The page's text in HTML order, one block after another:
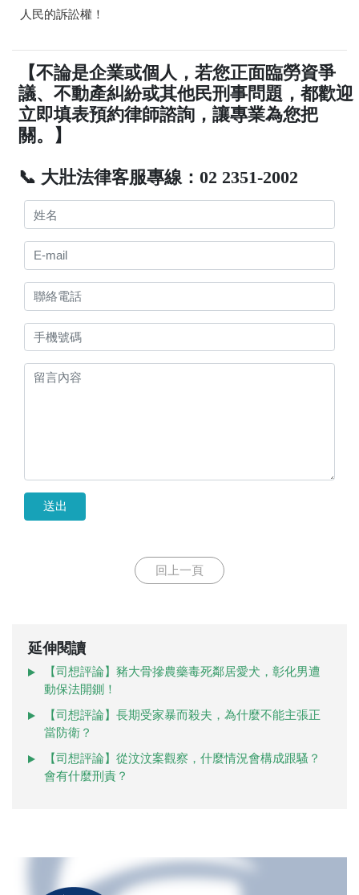
人民的訴訟權！
【不論是企業或個人，若您正面臨勞資爭
議、不動產糾紛或其他民刑事問題，都歡迎
立即填表預約律師諮詢，讓專業為您把
關。】
📞 大壯法律客服專線：02 2351-2002
送出
回上一頁
延伸閱讀
【司想評論】豬大骨摻農藥毒死鄰居愛犬，彰化男遭
動保法開鍘！
【司想評論】長期受家暴而殺夫，為什麼不能主張正
當防衛？
【司想評論】從汶汶案觀察，什麼情況會構成跟騷？
會有什麼刑責？